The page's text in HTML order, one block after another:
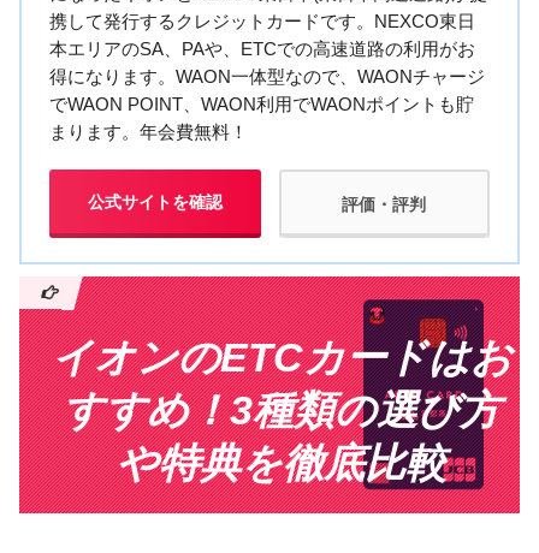
携して発行するクレジットカードです。NEXCO東日
本エリアのSA、PAや、ETCでの高速道路の利用がお
得になります。WAON一体型なので、WAONチャージ
でWAON POINT、WAON利用でWAONポイントも貯
まります。年会費無料！
公式サイトを確認 評価・評判
イオンのETCカードはお
すすめ！3種類の選び方
や特典を徹底比較